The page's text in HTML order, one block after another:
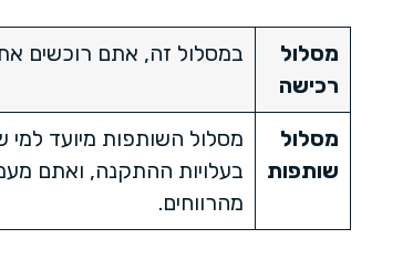
מסלול
רכישה
במסלול זה, אתם רוכשים
מסלול
שותפות
מסלול השותפות מיועד
בעלויות ההתקנה, ואתם
מהרווחים.